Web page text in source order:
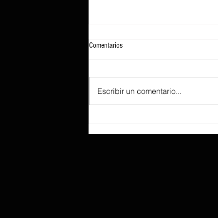
Comentarios
Escribir un comentario...